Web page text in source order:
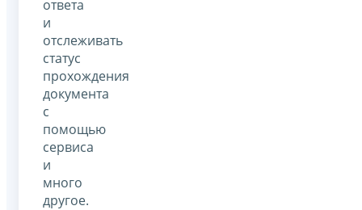
ответа
и
отслеживать
статус
прохождения
документа
с
помощью
сервиса
и
много
другое.